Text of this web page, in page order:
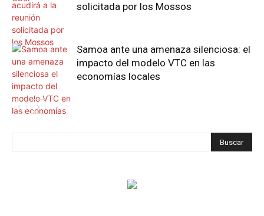
solicitada por los Mossos
Samoa ante una amenaza silenciosa: el
impacto del modelo VTC en las
economías locales